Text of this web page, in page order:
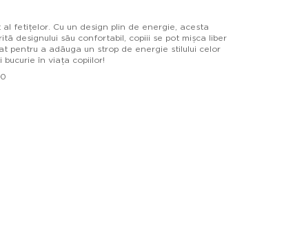
fetițelor. Cu un design plin de energie, acesta
designului său confortabil, copiii se pot mișca liber
pentru a adăuga un strop de energie stilului celor
bucurie în viața copiilor!